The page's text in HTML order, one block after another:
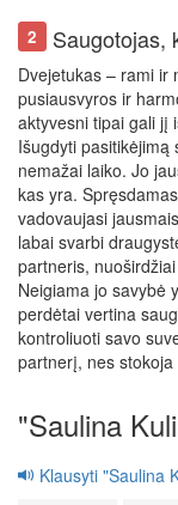
2 Saugotojas,
Dvejetukas – rami ir
pusiausvyros ir
aktyvesni tipai gali jį
Išugdyti
nemažai laiko. Jo
kas yra.
vadovaujasi
labai svarbi
partneris,
Neigiama jo savybė
perdėtai vertina
kontroliuoti savo
partnerį, nes
"Saulina
Klausyti "Saulina